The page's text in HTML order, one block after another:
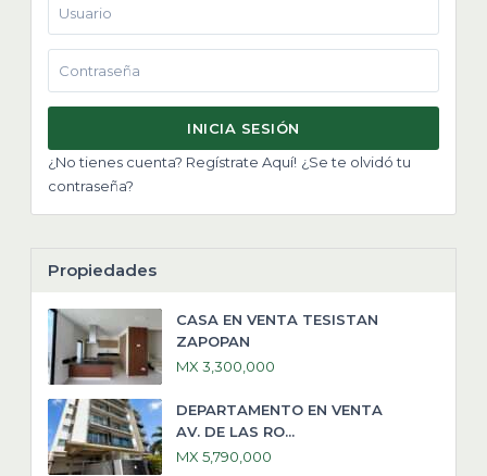
INICIA SESIÓN
¿No tienes cuenta? Regístrate Aquí! ¿Se te olvidó tu
contraseña?
Propiedades
CASA EN VENTA TESISTAN
ZAPOPAN
MX 3,300,000
DEPARTAMENTO EN VENTA
AV. DE LAS RO...
MX 5,790,000